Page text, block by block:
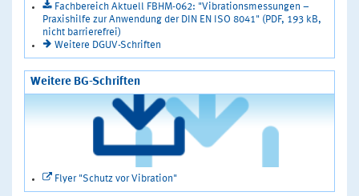
Fachbereich Aktuell FBHM-062: "Vibrationsmessungen –
Praxishilfe zur Anwendung der DIN EN ISO 8041" (PDF, 193 kB,
nicht barrierefrei)
Weitere DGUV-Schriften
Weitere BG-Schriften
Flyer "Schutz vor Vibration"